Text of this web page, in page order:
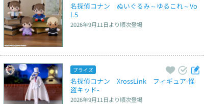
名探偵コナン　ぬいぐるみ～ゆるこれ～Vo
l.5
2026年9月11日より順次登場
プライズ
名探偵コナン　XrossLink　フィギュア‐怪
盗キッド‐
2026年9月11日より順次登場